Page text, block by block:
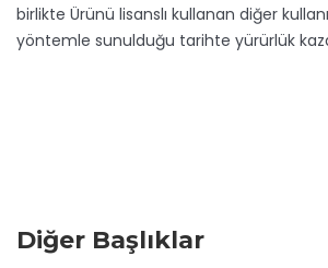
birlikte Ürünü lisanslı kullanan diğer
yöntemle sunulduğu tarihte yürürlük
Diğer Başlıklar